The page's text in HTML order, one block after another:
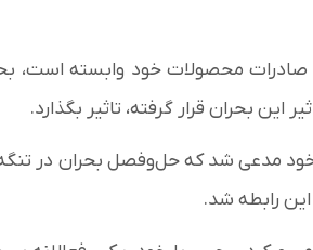
صادرات محصولات خود وابسته است،
بحران قرار گرفته، تاثیر بگذارد.
خود مدعی شد که حل‌وفصل بحران در
رابطه شد.